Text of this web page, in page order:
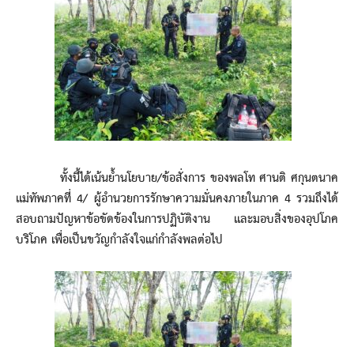
ทั้งนี้ได้เน้นย้ำนโยบาย/ข้อสั่งการ ของพลโท ศานติ ศกุนตนาค
แม่ทัพภาคที่ 4/ ผู้อำนวยการรักษาความมั่นคงภายในภาค 4 รวมถึงได้
สอบถามปัญหาข้อขัดข้องในการปฏิบัติงาน และมอบสิ่งของอุปโภค
บริโภค เพื่อเป็นขวัญกำลังใจแก่กำลังพลต่อไป